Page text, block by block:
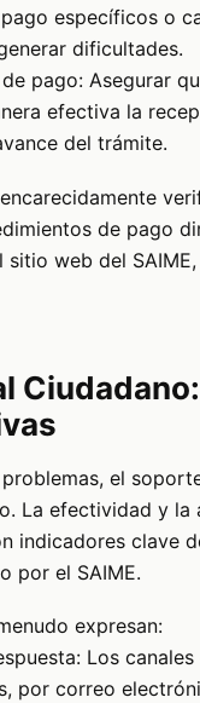
específicos o
dificultades.
pago: Asegurar
efectiva la
del trámite.
de pago
web del
el
La efectividad y la
indicadores clave
por el SAIME.
expresan:
Los
por correo